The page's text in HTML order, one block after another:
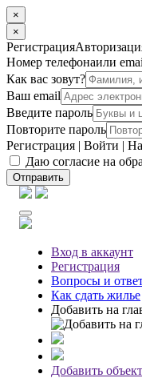
×
×
Регистрация
Номер телефонаили
Как вас зовут?
Ваш email
Введите пароль
Повторите пароль
Регистрация | Войти |
Даю согласие на
Отправить
Вход в аккаунт
Регистрация
Вопросы и
Как сдать жилье
Добавить на
Добавить объект